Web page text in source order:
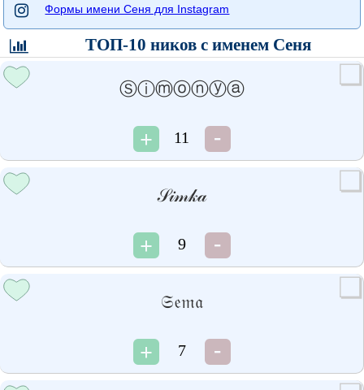
Формы имени Сеня для Instagram
ТОП-10 ников с именем Сеня
Ⓢⓘⓜⓞⓝⓨⓐ
11
𝒮𝒾𝓂𝓀𝒶
9
𝔖𝔢𝔪𝔞
7